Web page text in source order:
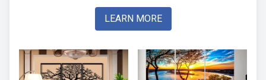
LEARN MORE